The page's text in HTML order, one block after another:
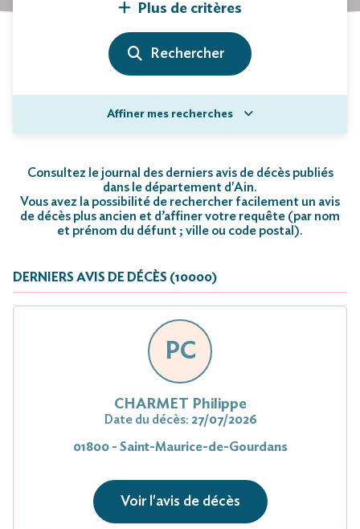
Plus de critères
Affiner mes recherches
Consultez le journal des derniers avis de décès publiés
dans le département d'Ain.
Vous avez la possibilité de rechercher facilement un avis
de décès plus ancien et d’affiner votre requête (par nom
et prénom du défunt ; ville ou code postal).
DERNIERS AVIS DE DÉCÈS (10000)
PC
CHARMET Philippe
Date du décès: 27/07/2026
01800 - Saint-Maurice-de-Gourdans
Voir l'avis de décès